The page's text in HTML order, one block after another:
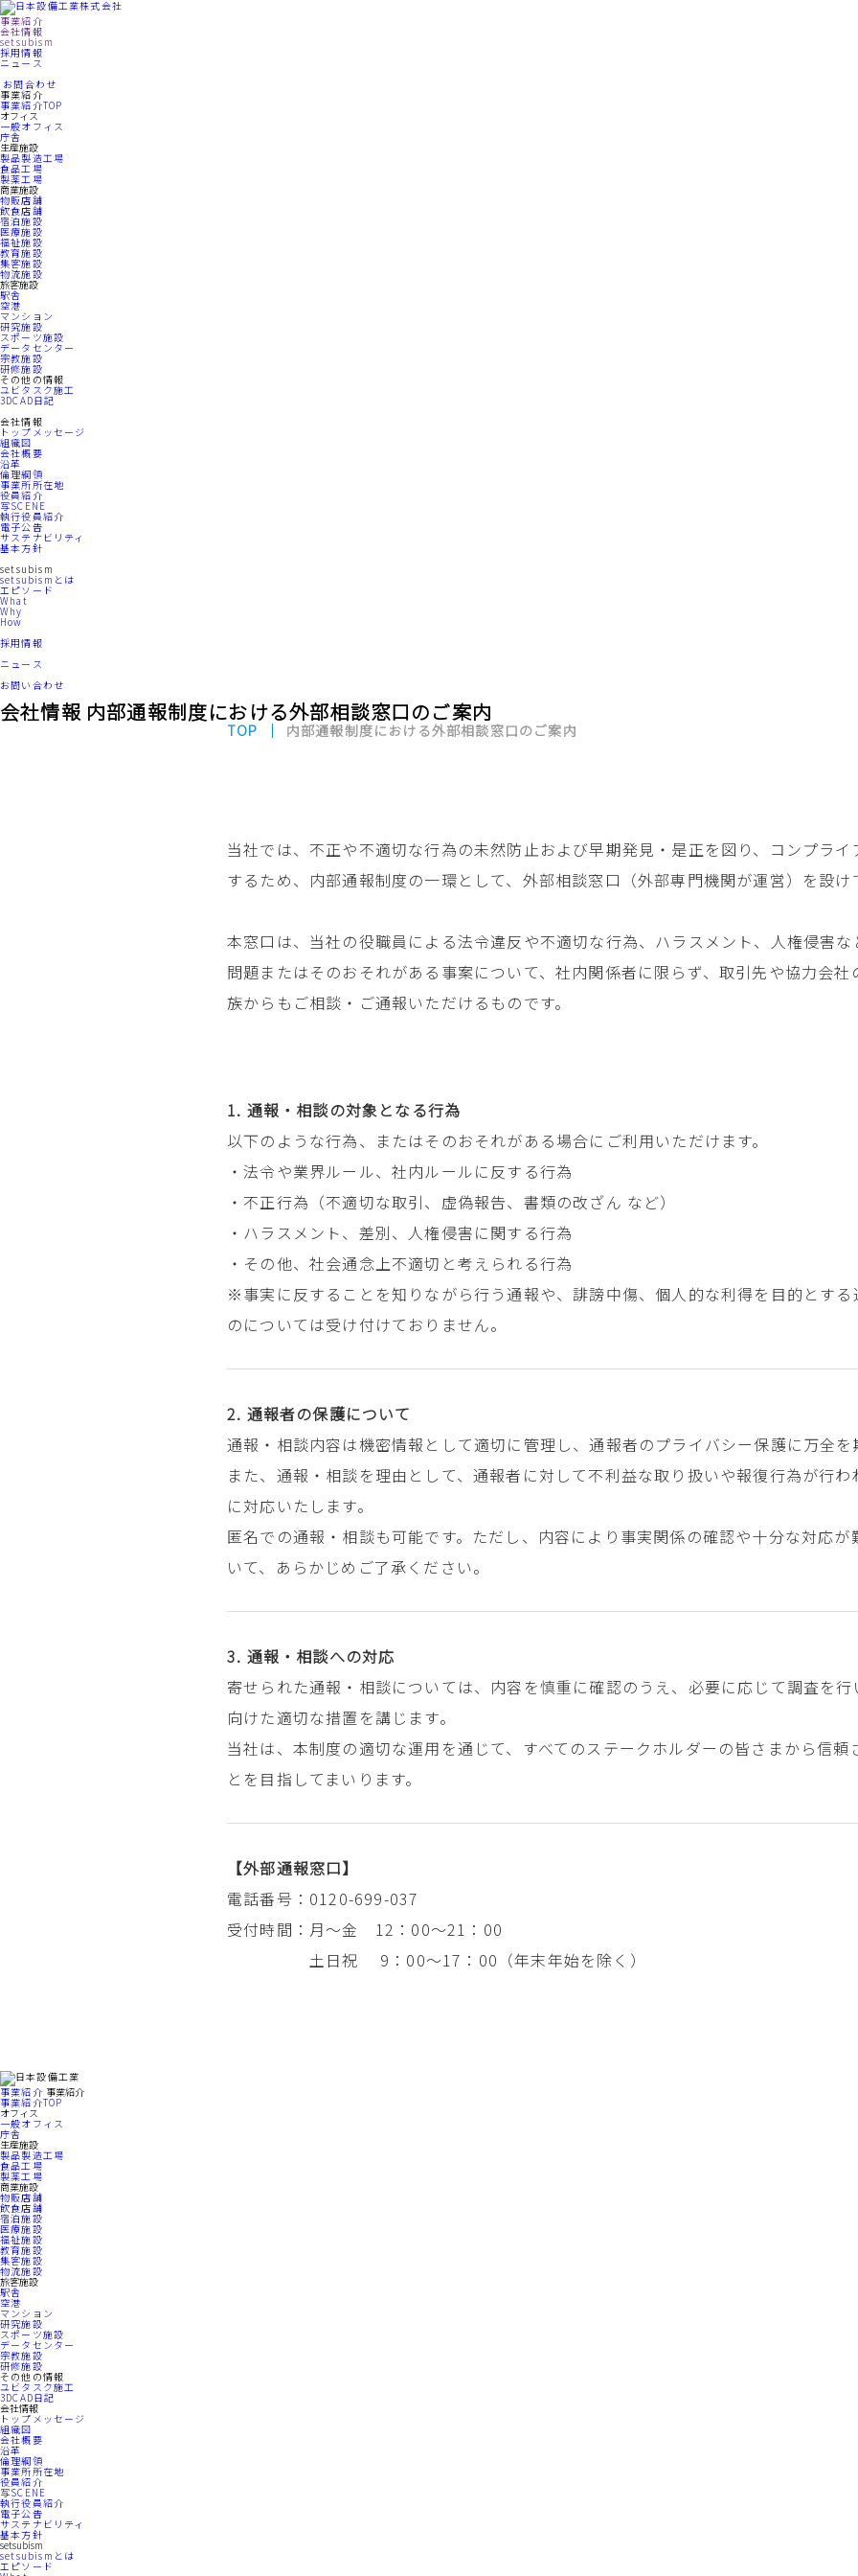
事業紹介
会社情報
setsubism
採用情報
ニュース
お問合わせ
事業紹介
事業紹介TOP
オフィス
一般オフィス
庁舎
生産施設
製品製造工場
食品工場
製薬工場
商業施設
物販店舗
飲食店舗
宿泊施設
医療施設
福祉施設
教育施設
集客施設
物流施設
旅客施設
駅舎
空港
マンション
研究施設
スポーツ施設
データセンター
宗教施設
研修施設
その他の情報
ユビタスク施工
3DCAD日記
会社情報
トップメッセージ
組織図
会社概要
沿革
倫理綱領
事業所所在地
役員紹介
写SCENE
執行役員紹介
電子公告
サステナビリティ
基本方針
setsubism
setsubismとは
エピソード
What
Why
How
採用情報
ニュース
お問い合わせ
会社情報 内部通報制度における外部相談窓口のご案内
TOP 内部通報制度における外部相談窓口のご案内
当社では、不正や不適切な行為の未然防止および早期発見・是正を図り、コンプラ
するため、内部通報制度の一環として、外部相談窓口（外部専門機関が運営）を設け
本窓口は、当社の役職員による法令違反や不適切な行為、ハラスメント、人権侵害
問題またはそのおそれがある事案について、社内関係者に限らず、取引先や協力会社
族からもご相談・ご通報いただけるものです。
通報・相談の対象となる行為
以下のような行為、またはそのおそれがある場合にご利用いただけます。
・法令や業界ルール、社内ルールに反する行為
・不正行為（不適切な取引、虚偽報告、書類の改ざん など）
・ハラスメント、差別、人権侵害に関する行為
・その他、社会通念上不適切と考えられる行為
※事実に反することを知りながら行う通報や、誹謗中傷、個人的な利得を目的とする
のについては受け付けておりません。
通報者の保護について
通報・相談内容は機密情報として適切に管理し、通報者のプライバシー保護に万全を
また、通報・相談を理由として、通報者に対して不利益な取り扱いや報復行為が行
に対応いたします。
匿名での通報・相談も可能です。ただし、内容により事実関係の確認や十分な対応が
いて、あらかじめご了承ください。
通報・相談への対応
寄せられた通報・相談については、内容を慎重に確認のうえ、必要に応じて調査を
向けた適切な措置を講じます。
当社は、本制度の適切な運用を通じて、すべてのステークホルダーの皆さまから信頼
とを目指してまいります。
【外部通報窓口】
電話番号： 0120-699-037
受付時間： 月～金 12：00～21：00
土日祝 9：00～17：00（年末年始を除く）
事業紹介 事業紹介
事業紹介TOP
オフィス
一般オフィス
庁舎
生産施設
製品製造工場
食品工場
製薬工場
商業施設
物販店舗
飲食店舗
宿泊施設
医療施設
福祉施設
教育施設
集客施設
物流施設
旅客施設
駅舎
空港
マンション
研究施設
スポーツ施設
データセンター
宗教施設
研修施設
その他の情報
ユビタスク施工
3DCAD日記
会社情報
トップメッセージ
組織図
会社概要
沿革
倫理綱領
事業所所在地
役員紹介
写SCENE
執行役員紹介
電子公告
サステナビリティ
基本方針
setsubism
setsubismとは
エピソード